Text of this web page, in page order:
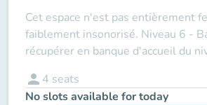
Cet espace n'est pas entièrement
faiblement insonorisé. Niveau 6 -
récupérer en banque d'accueil du
person 4 seats
No slots available for today